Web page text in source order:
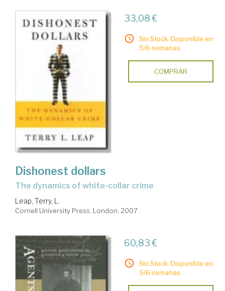
33,08 €
Sin Stock. Disponible en
5/6 semanas.
COMPRAR
Dishonest dollars
the dynamics of white-collar crime
Leap, Terry, L.
Cornell University Press. London, 2007
60,83 €
Sin Stock. Disponible en
5/6 semanas.